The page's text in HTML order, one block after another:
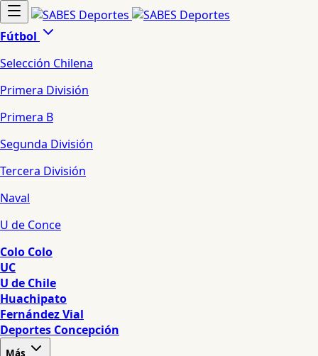
Fútbol
Selección Chilena
Primera División
Primera B
Segunda División
Tercera División
Naval
U de Conce
Colo Colo
UC
U de Chile
Huachipato
Fernández Vial
Deportes Concepción
Más